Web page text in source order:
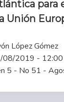
para
Unión
López Gómez
08/2019 - 12:00
5 - No 51 -